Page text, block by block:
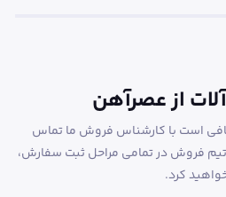
از عصرآهن
کافی است با کارشناس فروش ما تماس
تیم فروش در تمامی مراحل ثبت سفارش،
کرد.